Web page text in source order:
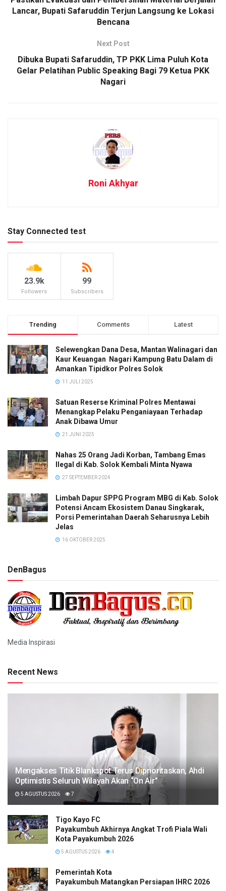
Lancar, Bupati Safaruddin Terjun Langsung ke Lokasi
Bencana
Next Post
Dibuka Bupati Safaruddin, TP PKK Lima Puluh Kota
Gelar Pelatihan Public Speaking Bagi 79 Ketua PKK
Nagari
Roni Akhyar
Stay Connected test
23.9k
Followers
99
Subscribers
Trending Comments Latest
Selewengkan Dana Desa, Mantan Walinagari dan
Kaur Keuangan Nagari Kampung Batu Dalam di
Amankan Tipidkor Polres Solok
11 JULI 2025
Satuan Reserse Kriminal Polres Mentawai
Menangkap Pelaku Penganiayaan Terhadap
Anak Dibawa Umur
21 JUNI 2025
Nahas 25 Orang Jadi Korban, Tambang Emas
Ilegal di Kab. Solok Kembali Minta Nyawa
27 SEPTEMBER 2024
Limbah Dapur SPPG Program MBG di Kab. Solok
Potensi Ancam Ekosistem Danau Singkarak,
Porsi Pemerintahan Daerah Seharusnya Lebih
Jelas
16 OKTOBER 2025
DenBagus
Media Inspirasi
Recent News
Mengakses Titik Blankspot Terus Diprioritaskan, Ahdi
Optimistis Seluruh Wilayah Akan “On Air”
5 AGUSTUS 2026 7
Tigo Kayo FC
Payakumbuh Akhirnya Angkat Trofi Piala Wali
Kota Payakumbuh 2026
5 AGUSTUS 2026 4
Pemerintah Kota
Payakumbuh Matangkan Persiapan IHRC 2026